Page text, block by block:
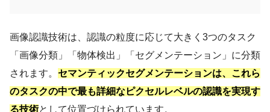
画像認識技術は、認識の粒度に応じて大きく3つのタスク
「画像分類」「物体検出」「セグメンテーション」に分類
されます。 セマンティックセグメンテーションは、これら
のタスクの中で最も詳細なピクセルレベルの認識を実現す
る技術として位置づけられています。